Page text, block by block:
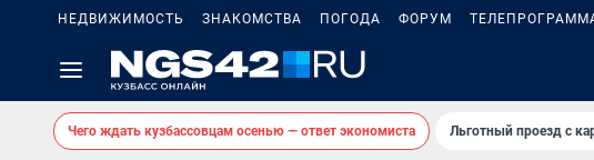
НЕДВИЖИМОСТЬ ЗНАКОМСТВА ПОГОДА ФОРУМ
Чего ждать кузбассовцам осенью — ответ экономиста Льготный проезд с